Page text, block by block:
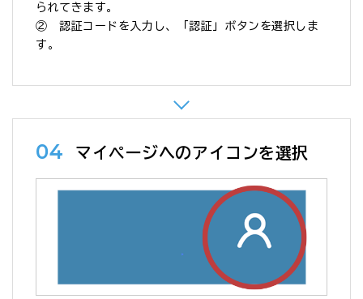
られてきます。
② 認証コードを入力し、「認証」ボタンを選択しま
す。
04 マイページへのアイコンを選択